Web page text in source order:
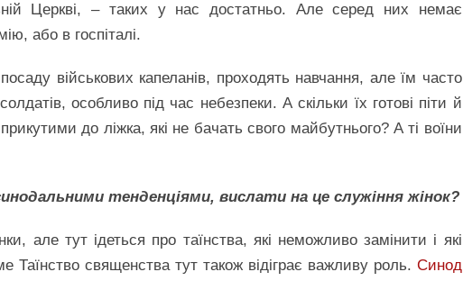
Церкві, – таких у нас достатньо. Але серед них немає
або в госпіталі.
військових капеланів, проходять навчання, але їм часто
особливо під час небезпеки. А скільки їх готові піти й
до ліжка, які не бачать свого майбутнього? А ті воїни
тенденціями, вислати на це служіння жінок?
але тут ідеться про таїнства, які неможливо замінити і які
священства тут також відіграє важливу роль. Синод